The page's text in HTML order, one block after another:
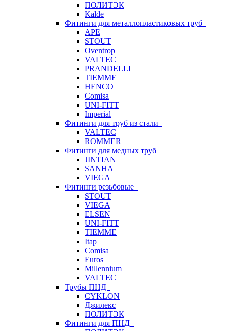
ПОЛИТЭК
Kalde
Фитинги для металлопластиковых труб
APE
STOUT
Oventrop
VALTEC
PRANDELLI
TIEMME
HENCO
Comisa
UNI-FITT
Imperial
Фитинги для труб из стали
VALTEC
ROMMER
Фитинги для медных труб
JINTIAN
SANHA
VIEGA
Фитинги резьбовые
STOUT
VIEGA
ELSEN
UNI-FITT
TIEMME
Itap
Comisa
Euros
Millennium
VALTEC
Трубы ПНД
CYKLON
Джилекс
ПОЛИТЭК
Фитинги для ПНД